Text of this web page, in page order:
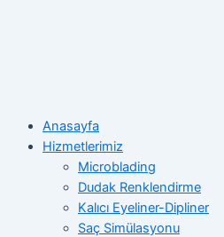
Anasayfa
Hizmetlerimiz
Microblading
Dudak Renklendirme
Kalıcı Eyeliner-Dipliner
Saç Simülasyonu